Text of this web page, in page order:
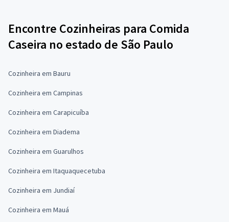
Encontre Cozinheiras para Comida
Caseira no estado de São Paulo
Cozinheira em Bauru
Cozinheira em Campinas
Cozinheira em Carapicuíba
Cozinheira em Diadema
Cozinheira em Guarulhos
Cozinheira em Itaquaquecetuba
Cozinheira em Jundiaí
Cozinheira em Mauá